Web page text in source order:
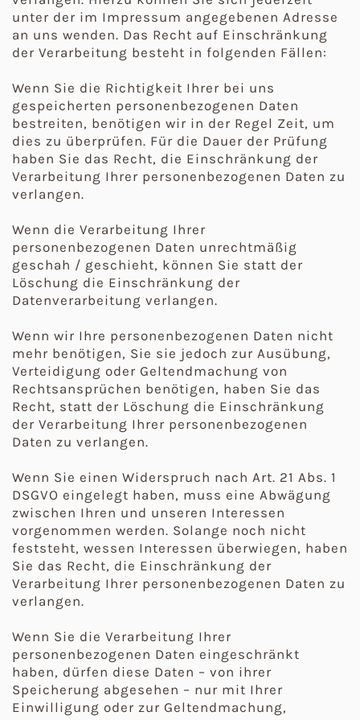
unter der im Impressum angegebenen Adresse
an uns wenden. Das Recht auf Einschränkung
der Verarbeitung besteht in folgenden Fällen:
Wenn Sie die Richtigkeit Ihrer bei uns
gespeicherten personenbezogenen Daten
bestreiten, benötigen wir in der Regel Zeit, um
dies zu überprüfen. Für die Dauer der Prüfung
haben Sie das Recht, die Einschränkung der
Verarbeitung Ihrer personenbezogenen Daten zu
verlangen.
Wenn die Verarbeitung Ihrer
personenbezogenen Daten unrechtmäßig
geschah / geschieht, können Sie statt der
Löschung die Einschränkung der
Datenverarbeitung verlangen.
Wenn wir Ihre personenbezogenen Daten nicht
mehr benötigen, Sie sie jedoch zur Ausübung,
Verteidigung oder Geltendmachung von
Rechtsansprüchen benötigen, haben Sie das
Recht, statt der Löschung die Einschränkung
der Verarbeitung Ihrer personenbezogenen
Daten zu verlangen.
Wenn Sie einen Widerspruch nach Art. 21 Abs. 1
DSGVO eingelegt haben, muss eine Abwägung
zwischen Ihren und unseren Interessen
vorgenommen werden. Solange noch nicht
feststeht, wessen Interessen überwiegen, haben
Sie das Recht, die Einschränkung der
Verarbeitung Ihrer personenbezogenen Daten zu
verlangen.
Wenn Sie die Verarbeitung Ihrer
personenbezogenen Daten eingeschränkt
haben, dürfen diese Daten – von ihrer
Speicherung abgesehen – nur mit Ihrer
Einwilligung oder zur Geltendmachung,